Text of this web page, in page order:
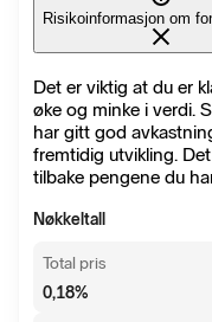
Risikoinformasjon om
Det er viktig at du er
øke og minke i verdi.
har gitt god
fremtidig utvikling.
tilbake pengene du
Nøkkeltall
Total pris
0,18%